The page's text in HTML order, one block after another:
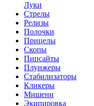
Луки
Стрелы
Релизы
Полочки
Прицелы
Скопы
Пипсайты
Плунжеры
Стабилизаторы
Кликеры
Мишени
Экипировка